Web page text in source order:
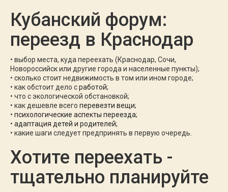
Кубанский форум:
переезд в Краснодар
• выбор места, куда переехать (Краснодар, Сочи,
Новороссийск или другие города и населенные пункты);
• сколько стоит недвижимость в том или ином городе;
• как обстоит дело сработой;
• что с экологической обстановкой;
• как дешевле всего перевезти вещи;
• психологические аспекты переезда;
• адаптация детей и родителей;
• какие шаги следует предпринять в первую очередь.
Хотите переехать -
тщательно планируйте